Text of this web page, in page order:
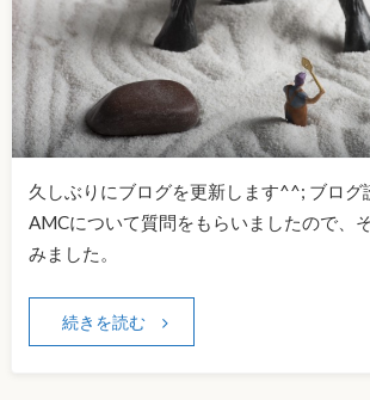
久しぶりにブログを更新します^^; ブログ
AMCについて質問をもらいましたので、
みました。
続きを読む